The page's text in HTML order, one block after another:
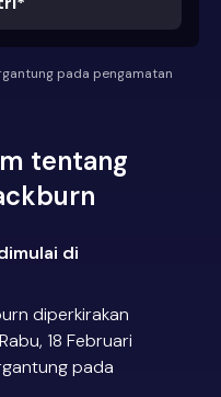
pada pengamatan
tentang
di
diperkirakan
18 Februari
pada